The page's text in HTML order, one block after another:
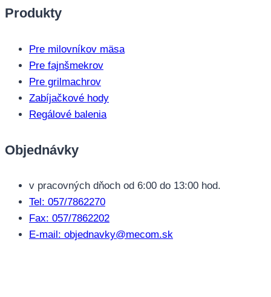
Produkty
Pre milovníkov mäsa
Pre fajnšmekrov
Pre grilmachrov
Zabíjačkové hody
Regálové balenia
Objednávky
v pracovných dňoch od 6:00 do 13:00 hod.
Tel: 057/7862270
Fax: 057/7862202
E-mail: objednavky@mecom.sk